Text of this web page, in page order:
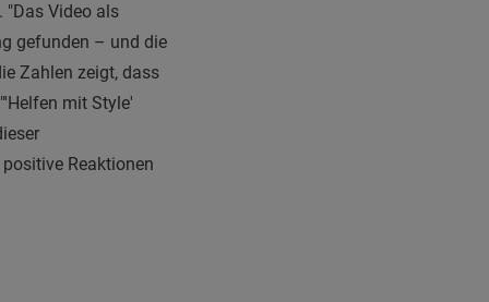
"Das Video als
gefunden – und die
Zahlen zeigt, dass
mit Style'
Reaktionen